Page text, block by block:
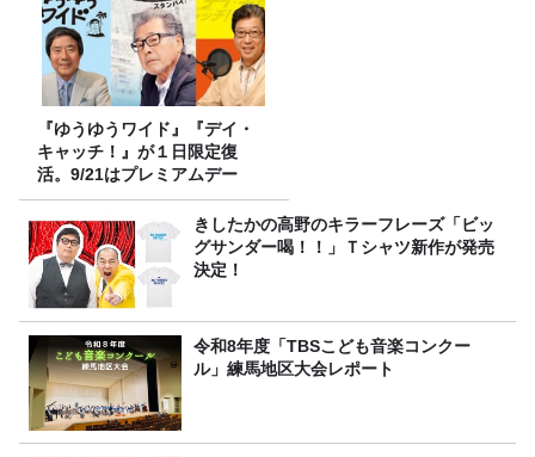
『ゆうゆうワイド』『デイ・
キャッチ！』が１日限定復
活。9/21はプレミアムデー
きしたかの高野のキラーフレーズ「ビッ
グサンダー喝！！」Ｔシャツ新作が発売
決定！
令和8年度「TBSこども音楽コンクー
ル」練馬地区大会レポート